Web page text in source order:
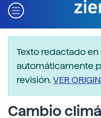
Texto redactado
automáticamente
revisión.VER
Cambio